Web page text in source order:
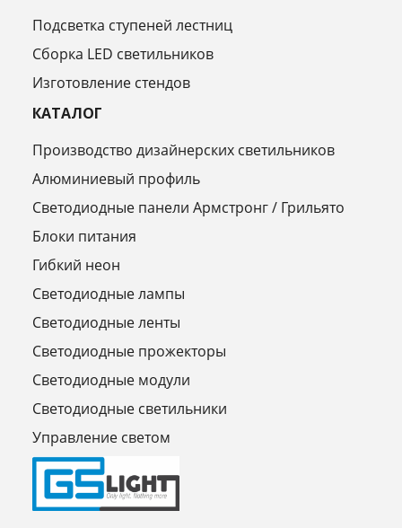
Подсветка ступеней лестниц
Сборка LED светильников
Изготовление стендов
КАТАЛОГ
Производство дизайнерских светильников
Алюминиевый профиль
Светодиодные панели Армстронг / Грильято
Блоки питания
Гибкий неон
Светодиодные лампы
Светодиодные ленты
Светодиодные прожекторы
Светодиодные модули
Светодиодные светильники
Управление светом